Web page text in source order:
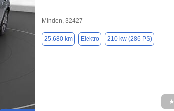
Minden, 32427
25.680 km Elektro 210 kw (286 PS)
★